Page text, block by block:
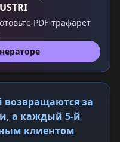
PDF-трафарет
возвращаются за
а каждый 5-й
клиентом